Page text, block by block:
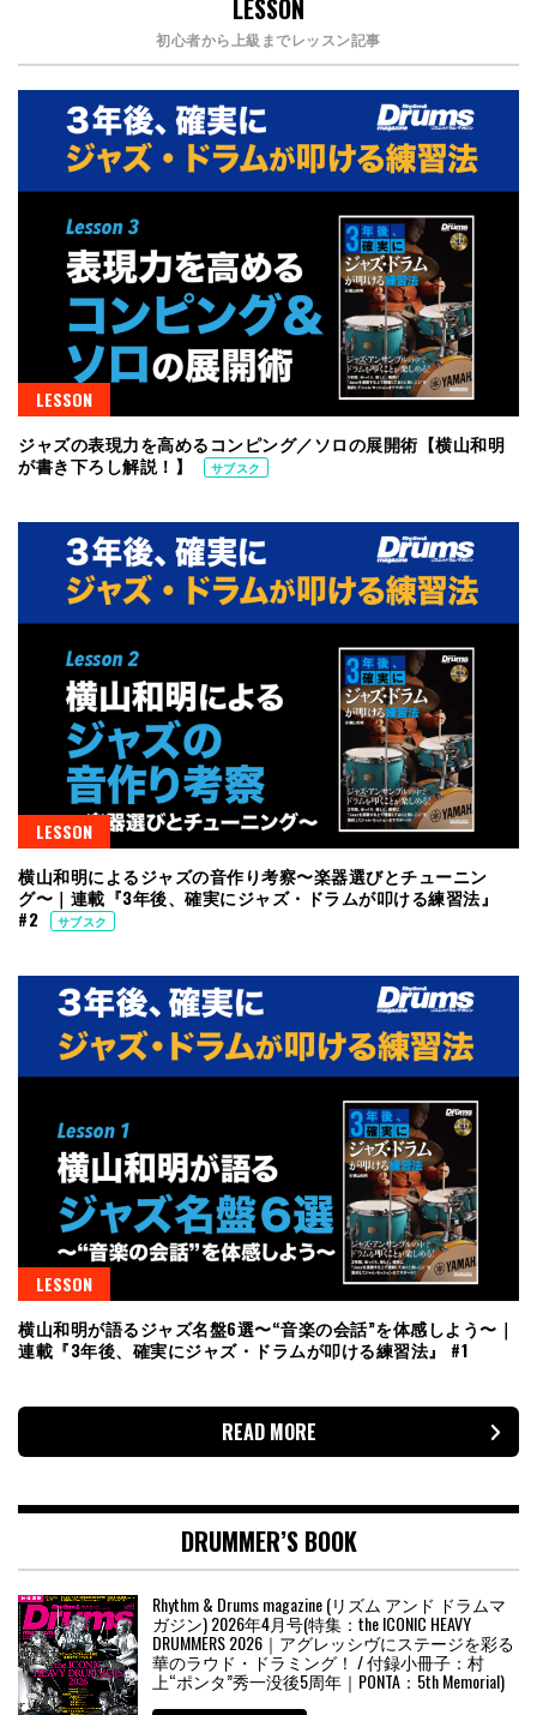
LESSON
初心者から上級までレッスン記事
LESSON
ジャズの表現力を高めるコンピング／ソロの展開術【横山和明
が書き下ろし解説！】
サブスク
LESSON
横山和明によるジャズの音作り考察〜楽器選びとチューニン
グ〜｜連載『3年後、確実にジャズ・ドラムが叩ける練習法』
#2
サブスク
LESSON
横山和明が語るジャズ名盤6選〜“音楽の会話”を体感しよう〜｜
連載『3年後、確実にジャズ・ドラムが叩ける練習法』 #1
READ MORE
DRUMMER’S BOOK
Rhythm & Drums magazine (リズム アンド ドラムマ
ガジン) 2026年4月号(特集：the ICONIC HEAVY
DRUMMERS 2026｜アグレッシヴにステージを彩る
華のラウド・ドラミング！ / 付録小冊子：村
上“ポンタ”秀一没後5周年｜PONTA：5th Memorial)